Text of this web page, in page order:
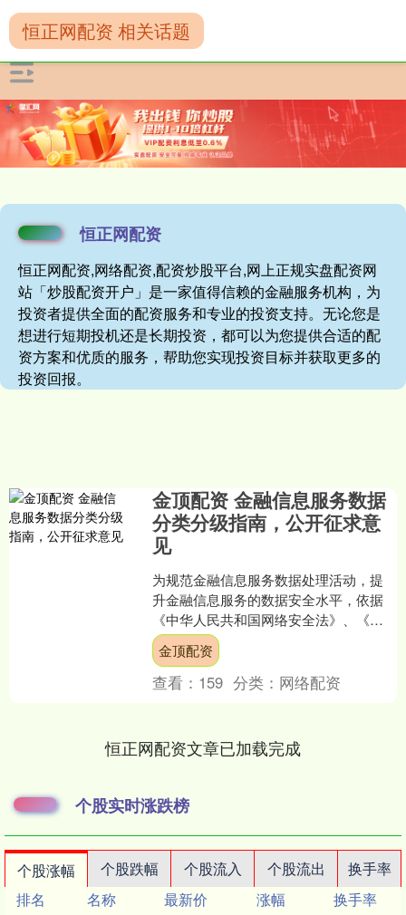
恒正网配资
恒正网配资,网络配资,配资炒股平台,网上正规实盘配资网
站「炒股配资开户」是一家值得信赖的金融服务机构，为
投资者提供全面的配资服务和专业的投资支持。无论您是
想进行短期投机还是长期投资，都可以为您提供合适的配
资方案和优质的服务，帮助您实现投资目标并获取更多的
投资回报。
恒正网配资 相关话题
金顶配资 金融信息服务数据
分类分级指南，公开征求意
见
为规范金融信息服务数据处理活动，提
升金融信息服务的数据安全水平，依据
《中华人民共和国网络安全法》、《中
华人民共和国数据安全法》、《中华人
民共和国个人信息保护法》....
金顶配资
查看： 159 分类： 网络配资
恒正网配资文章已加载完成
个股实时涨跌榜
个股涨幅 个股跌幅 个股流入 个股流出
换手率
排名
名称 最新价 涨幅
换手率